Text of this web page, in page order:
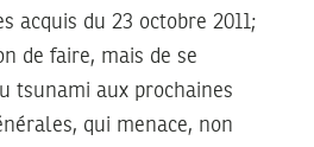
acquis du 23 octobre 2011;
de faire, mais de se
tsunami aux prochaines
qui menace, non